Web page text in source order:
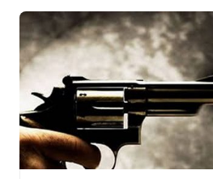
patrulhamento da equipe do […]